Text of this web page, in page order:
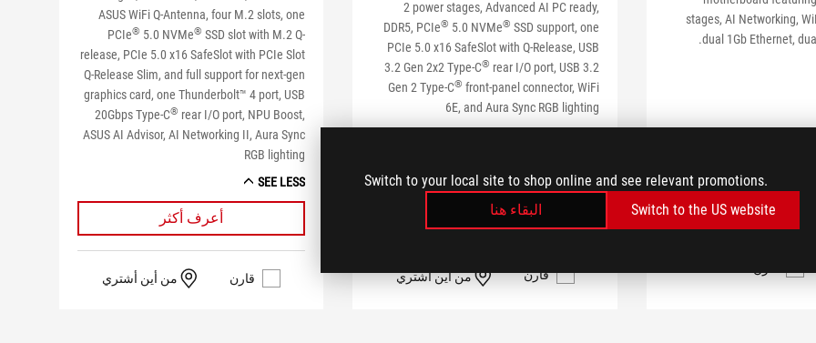
Switch to your local site to shop online and see relevant promotions.
البقاء هنا
Switch to the US website
stages, AI Networking,
dual 1Gb Ethernet,
2 power stages, Advanced AI PC ready,
DDR5, PCIe® 5.0 NVMe® SSD support, one
PCIe 5.0 x16 SafeSlot with Q-Release, USB
3.2 Gen 2x2 Type-C® rear I/O port, USB 3.2
Gen 2 Type-C® front-panel connector, WiFi
6E, and Aura Sync RGB lighting
أعرف أكثر
قارن من أين أشتري
ASUS WiFi Q-Antenna, four M.2 slots, one
PCIe® 5.0 NVMe® SSD slot with M.2 Q-
release, PCIe 5.0 x16 SafeSlot with PCIe Slot
Q-Release Slim, and full support for next-gen
graphics card, one Thunderbolt™ 4 port, USB
20Gbps Type-C® rear I/O port, NPU Boost,
ASUS AI Advisor, AI Networking II, Aura Sync
RGB lighting
SEE LESS
أعرف أكثر
قارن من أين أشتري